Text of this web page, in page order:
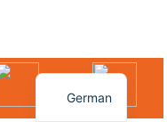
und Interessierte.
German
English